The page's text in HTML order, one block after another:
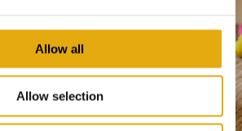
Allow all
Allow selection